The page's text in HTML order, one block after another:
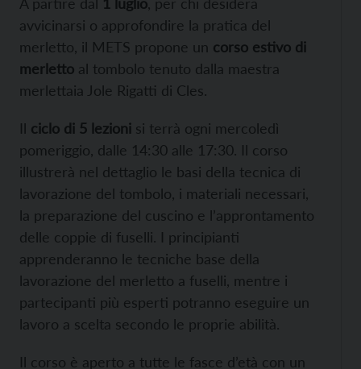
avvicinarsi o approfondire la pratica del
merletto, il METS propone un corso estivo di
merletto al tombolo tenuto dalla maestra
merlettaia Jole Rigatti di Cles.
Il ciclo di 5 lezioni si terrà ogni mercoledì
pomeriggio, dalle 14:30 alle 17:30. Il corso
illustrerà nel dettaglio le basi della tecnica di
lavorazione del tombolo, i materiali necessari,
la preparazione del cuscino e l’approntamento
delle coppie di fuselli. I principianti
apprenderanno le tecniche base della
lavorazione del merletto a fuselli, mentre i
partecipanti più esperti potranno eseguire un
lavoro a scelta secondo le proprie abilità.
Il corso è aperto a tutte le fasce d’età con un